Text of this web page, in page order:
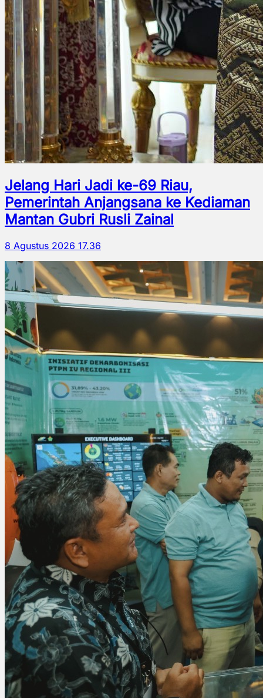
Jelang Hari Jadi ke-69 Riau,
Pemerintah Anjangsana ke Kediaman
Mantan Gubri Rusli Zainal
8 Agustus 2026 17.36